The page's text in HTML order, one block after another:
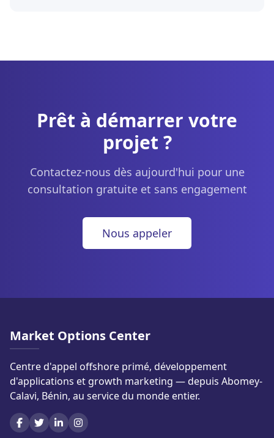
Prêt à démarrer votre
projet ?
Contactez-nous dès aujourd'hui pour une
consultation gratuite et sans engagement
Nous appeler
Market Options Center
Centre d'appel offshore primé, développement
d'applications et growth marketing — depuis Abomey-
Calavi, Bénin, au service du monde entier.